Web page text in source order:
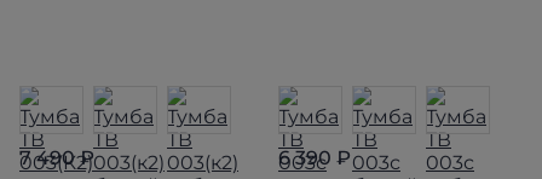
7 490 ₽ 6 390 ₽